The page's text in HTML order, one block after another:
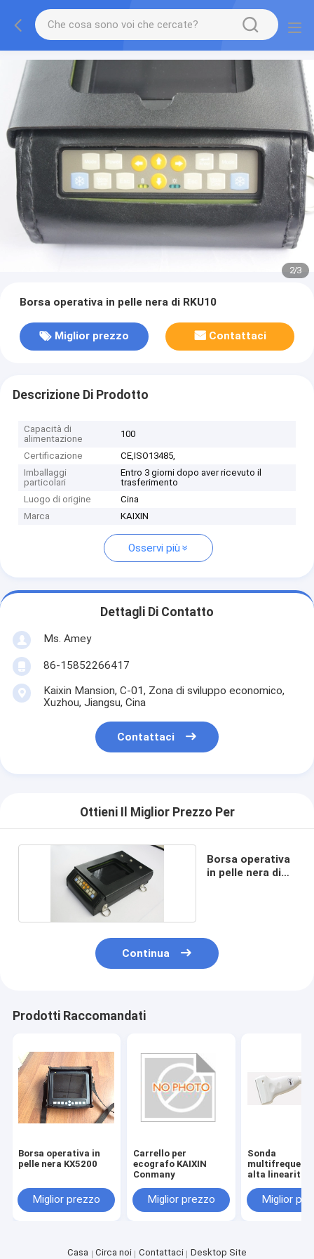
2/3
Borsa operativa in pelle nera di RKU10
Miglior prezzo Contattaci
Descrizione Di Prodotto
Capacità di
alimentazione
100
Certificazione
CE,ISO13485,
Imballaggi
particolari
Entro 3 giorni dopo aver ricevuto il
trasferimento
Luogo di origine
Cina
Marca
KAIXIN
Osservi più
Dettagli Di Contatto
Ms. Amey
86-15852266417
Kaixin Mansion, C-01, Zona di sviluppo economico,
Xuzhou, Jiangsu, Cina
Contattaci
Ottieni Il Miglior Prezzo Per
Borsa operativa
in pelle nera di
Continua
Prodotti Raccomandati
Borsa operativa in
pelle nera KX5200
Miglior prezzo
Carrello per
ecografo KAIXIN
Conmany
Miglior prezzo
Sonda
alta linearità
Miglior
Casa Circa noi Contattaci Desktop Site